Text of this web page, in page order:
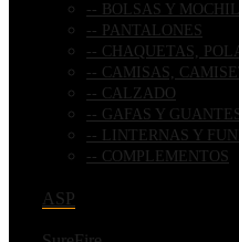
BOLSAS Y
PANTALONES
CHAQUETAS,
CAMISAS,
CALZADO
GAFAS Y
LINTERNAS Y
COMPLEMENTOS
ASP